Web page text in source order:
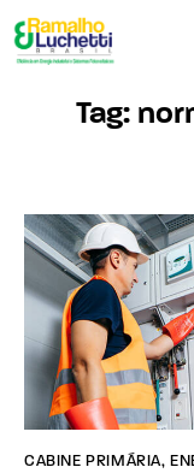
Tag:
CABINE PRIMÁRIA,